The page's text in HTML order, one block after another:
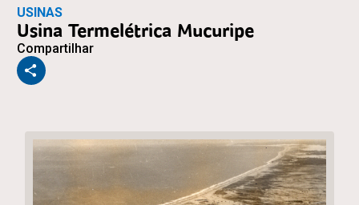
USINAS
Usina Termelétrica Mucuripe
Compartilhar